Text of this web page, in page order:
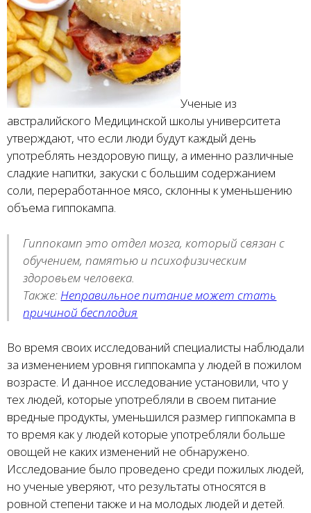
Ученые из
австралийского Медицинской школы университета
утверждают, что если люди будут каждый день
употреблять нездоровую пищу, а именно различные
сладкие напитки, закуски с большим содержанием
соли, переработанное мясо, склонны к уменьшению
объема гиппокампа.
Гиппокамп это отдел мозга, который связан с
обучением, памятью и психофизическим
здоровьем человека.
Также:Неправильное питание может стать
причиной бесплодия
Во время своих исследований специалисты наблюдали
за изменением уровня гиппокампа у людей в пожилом
возрасте. И данное исследование установили, что у
тех людей, которые употребляли в своем питание
вредные продукты, уменьшился размер гиппокампа в
то время как у людей которые употребляли больше
овощей не каких изменений не обнаружено.
Исследование было проведено среди пожилых людей,
но ученые уверяют, что результаты относятся в
ровной степени также и на молодых людей и детей.